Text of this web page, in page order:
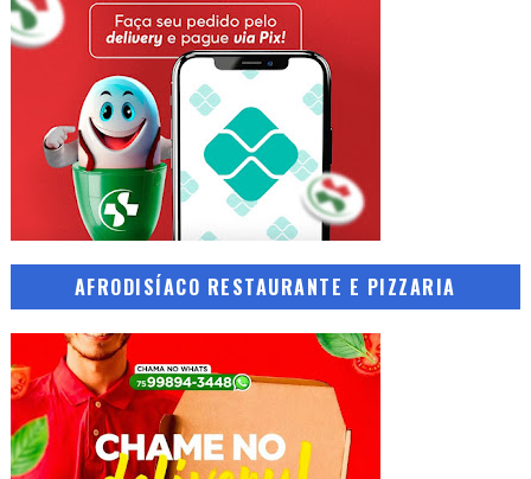
AFRODISÍACO RESTAURANTE E PIZZARIA